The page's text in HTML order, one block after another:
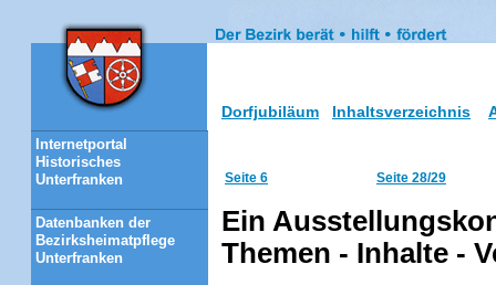
Internetportal
Historisches
Unterfranken
Datenbanken der
Bezirksheimatpflege
Unterfranken
Dorfjubiläum Inhaltsverzeichnis
Seite 6 Seite 28/29
Ein
Themen - Inhalte -